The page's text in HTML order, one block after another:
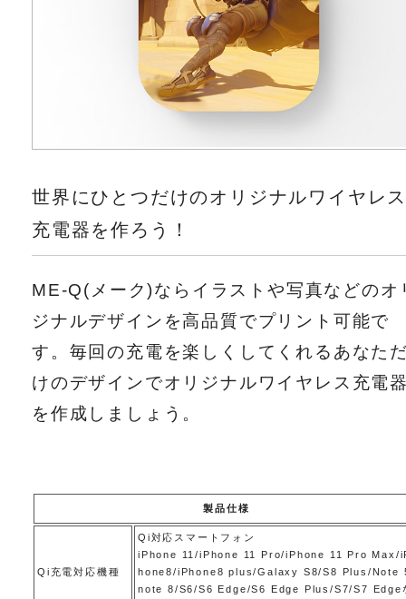
世界にひとつだけのオリジナルワイヤレ
充電器を作ろう！
ME-Q(メーク)ならイラストや写真などのオ
ジナルデザインを高品質でプリント可能で
す。毎回の充電を楽しくしてくれるあなた
けのデザインでオリジナルワイヤレス充電
を作成しましょう。
製品仕様
Qi充電対応機種
Qi対応スマートフォン
iPhone 11/iPhone 11 Pro/iPhone 11 Pro Max/
hone8/iPhone8 plus/Galaxy S8/S8 Plus/Note
note 8/S6/S6 Edge/S6 Edge Plus/S7/S7 Edge